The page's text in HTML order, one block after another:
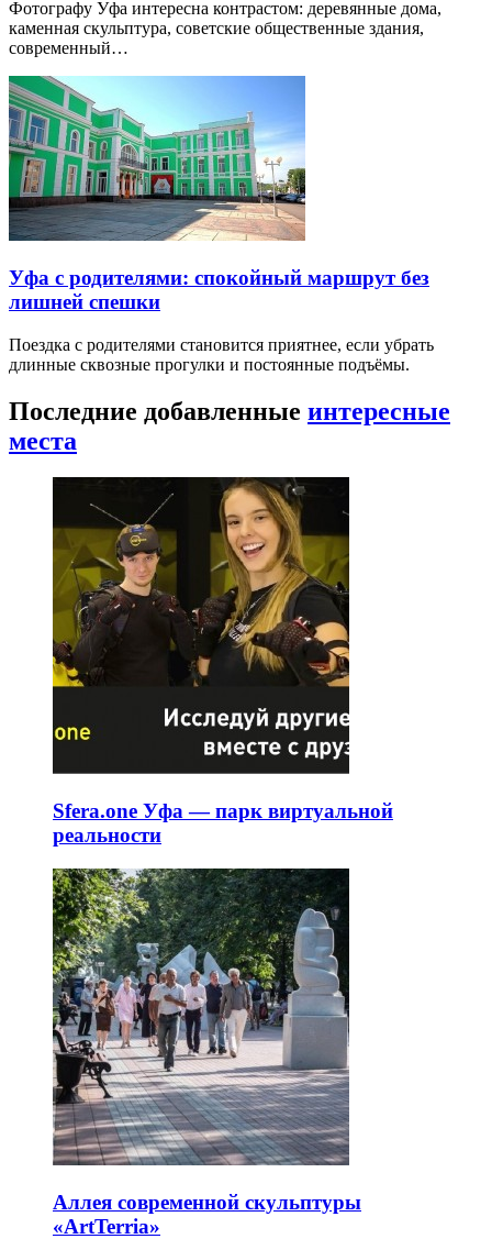
Фотографу Уфа интересна контрастом: деревянные дома,
каменная скульптура, советские общественные здания,
современный…
Уфа с родителями: спокойный маршрут без
лишней спешки
Поездка с родителями становится приятнее, если убрать
длинные сквозные прогулки и постоянные подъёмы.
Последние добавленные интересные
места
Sfera.one Уфа — парк виртуальной
реальности
Аллея современной скульптуры
«ArtTerria»